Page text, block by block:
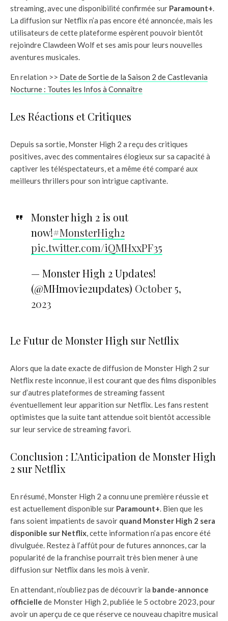
streaming, avec une disponibilité confirmée sur Paramount+.
La diffusion sur Netflix n’a pas encore été annoncée, mais les
utilisateurs de cette plateforme espèrent pouvoir bientôt
rejoindre Clawdeen Wolf et ses amis pour leurs nouvelles
aventures musicales.
En relation >> Date de Sortie de la Saison 2 de Castlevania
Nocturne : Toutes les Infos à Connaître
Les Réactions et Critiques
Depuis sa sortie, Monster High 2 a reçu des critiques
positives, avec des commentaires élogieux sur sa capacité à
captiver les téléspectateurs, et a même été comparé aux
meilleurs thrillers pour son intrigue captivante.
Monster high 2 is out
now!#MonsterHigh2
pic.twitter.com/iQMHxxPF35
— Monster High 2 Updates!
(@MHmovie2updates) October 5,
2023
Le Futur de Monster High sur Netflix
Alors que la date exacte de diffusion de Monster High 2 sur
Netflix reste inconnue, il est courant que des films disponibles
sur d’autres plateformes de streaming fassent
éventuellement leur apparition sur Netflix. Les fans restent
optimistes que la suite tant attendue soit bientôt accessible
sur leur service de streaming favori.
Conclusion : L’Anticipation de Monster High
2 sur Netflix
En résumé, Monster High 2 a connu une première réussie et
est actuellement disponible sur Paramount+. Bien que les
fans soient impatients de savoir quand Monster High 2 sera
disponible sur Netflix, cette information n’a pas encore été
divulguée. Restez à l’affût pour de futures annonces, car la
popularité de la franchise pourrait très bien mener à une
diffusion sur Netflix dans les mois à venir.
En attendant, n’oubliez pas de découvrir la bande-annonce
officielle de Monster High 2, publiée le 5 octobre 2023, pour
avoir un aperçu de ce que réserve ce nouveau chapitre musical